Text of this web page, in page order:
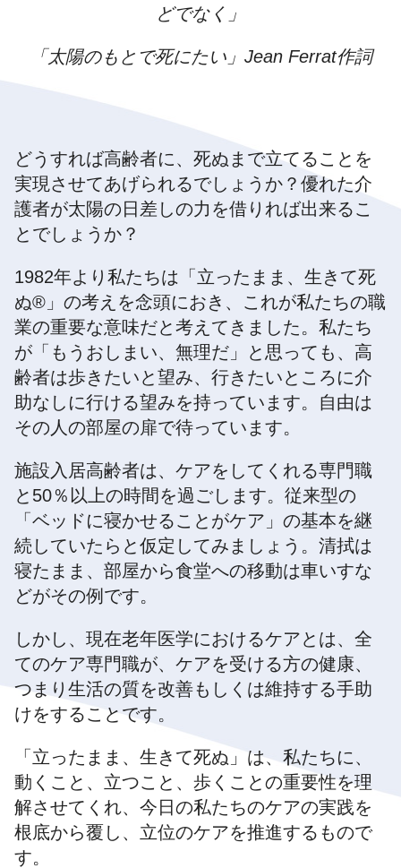
どでなく」
「太陽のもとで死にたい」Jean Ferrat作詞
どうすれば高齢者に、死ぬまで立てることを
実現させてあげられるでしょうか？優れた介
護者が太陽の日差しの力を借りれば出来るこ
とでしょうか？
1982年より私たちは「立ったまま、生きて死
ぬ®」の考えを念頭におき、これが私たちの職
業の重要な意味だと考えてきました。私たち
が「もうおしまい、無理だ」と思っても、高
齢者は歩きたいと望み、行きたいところに介
助なしに行ける望みを持っています。自由は
その人の部屋の扉で待っています。
施設入居高齢者は、ケアをしてくれる専門職
と50％以上の時間を過ごします。従来型の
「ベッドに寝かせることがケア」の基本を継
続していたらと仮定してみましょう。清拭は
寝たまま、部屋から食堂への移動は車いすな
どがその例です。
しかし、現在老年医学におけるケアとは、全
てのケア専門職が、ケアを受ける方の健康、
つまり生活の質を改善もしくは維持する手助
けをすることです。
「立ったまま、生きて死ぬ」は、私たちに、
動くこと、立つこと、歩くことの重要性を理
解させてくれ、今日の私たちのケアの実践を
根底から覆し、立位のケアを推進するもので
す。